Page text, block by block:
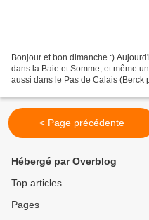
Bonjour et bon dimanche :)
dans la Baie et Somme, et même
aussi dans le Pas de Calais (Berck
< Page précédente
Hébergé par Overblog
Top articles
Pages